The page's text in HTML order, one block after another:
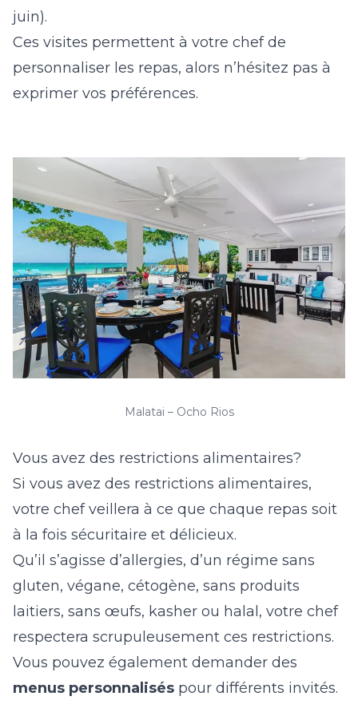
juin).
Ces visites permettent à votre chef de
personnaliser les repas, alors n’hésitez pas à
exprimer vos préférences.
Malatai – Ocho Rios
Vous avez des restrictions alimentaires?
Si vous avez des restrictions alimentaires,
votre chef veillera à ce que chaque repas soit
à la fois sécuritaire et délicieux.
Qu’il s’agisse d’allergies, d’un régime sans
gluten, végane, cétogène, sans produits
laitiers, sans œufs, kasher ou halal, votre chef
respectera scrupuleusement ces restrictions.
Vous pouvez également demander des
menus personnalisés pour différents invités.